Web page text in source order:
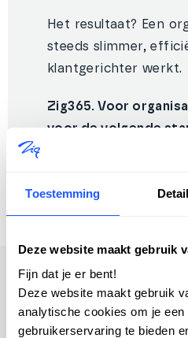
Toestemming
Deze website maakt gebruik
Fijn dat je er bent!
Deze website maakt gebruik
analytische cookies om je een
gebruikerservaring te bieden
Het resultaat? Een
steeds slimmer,
klantgerichter werkt.
Zig365. Voor
voor de volgende
WAT MAAKT